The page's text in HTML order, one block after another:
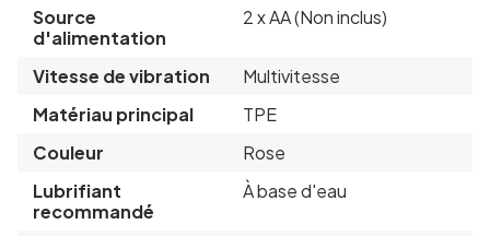
Source
d'alimentation
2 x AA (Non inclus)
Vitesse de vibration
Multivitesse
Matériau principal
TPE
Couleur
Rose
Lubrifiant
recommandé
À base d'eau